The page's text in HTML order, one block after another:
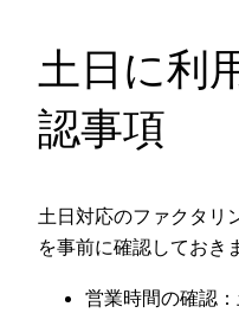
土日に利
認事項
土日対応のファクタリ
を事前に確認しておき
営業時間の確認